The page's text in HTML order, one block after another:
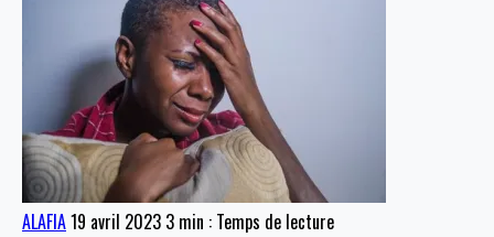
ALAFIA19 avril 2023 3 min : Temps de lecture